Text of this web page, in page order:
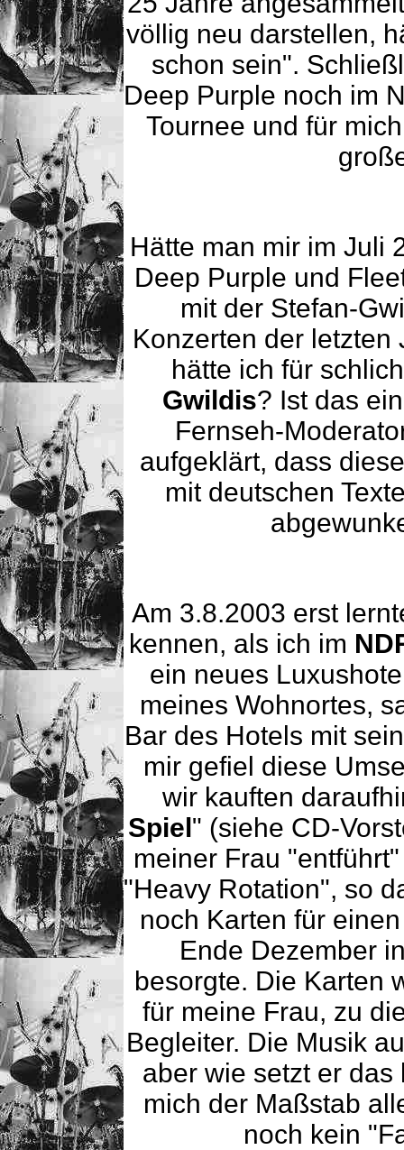
völlig neu darstellen,
schon sein".
Deep Purple noch im
Tournee und für
Hätte man mir im Juli
Deep Purple und
mit der Stefan-
Konzerten der
hätte ich für
Gwildis? Ist das
Fernseh-
aufgeklärt, dass
mit deutschen
Am 3.8.2003 erst
kennen, als ich im
ein neues
meines Wohnortes,
Bar des Hotels mit
mir gefiel diese
wir kauften
Spiel" (siehe CD-
meiner Frau
"Heavy Rotation", so
noch Karten für
Ende Dezember
besorgte. Die Karten
für meine Frau, zu
Begleiter. Die Musik
aber wie setzt er
mich der Maßstab
noch kein